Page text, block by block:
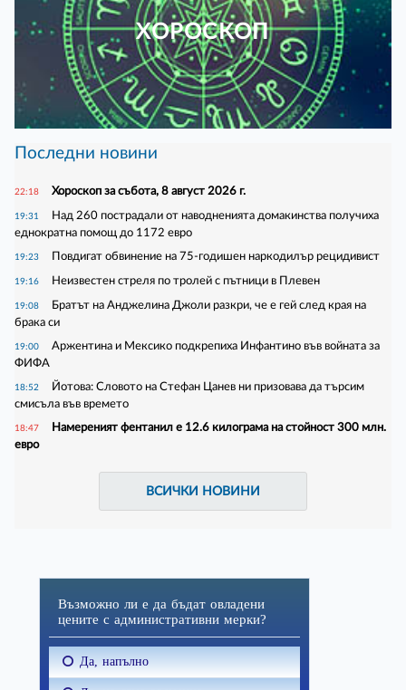
ХОРОСКОП
Последни новини
22:18 Хороскоп за събота, 8 август 2026 г.
19:31
Над 260 пострадали от наводненията домакинства получиха
еднократна помощ до 1172 евро
19:23 Повдигат обвинение на 75-годишен наркодилър рецидивист
19:16 Неизвестен стреля по тролей с пътници в Плевен
19:08
Братът на Анджелина Джоли разкри, че е гей след края на
брака си
19:00
Аржентина и Мексико подкрепиха Инфантино във войната за
ФИФА
18:52
Йотова: Словото на Стефан Цанев ни призовава да търсим
смисъла във времето
18:47
Намереният фентанил е 12.6 килограма на стойност 300 млн.
евро
ВСИЧКИ НОВИНИ